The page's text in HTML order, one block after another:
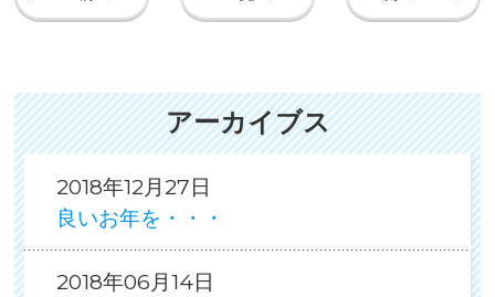
アーカイブス
2018年12月27日
良いお年を・・・
2018年06月14日